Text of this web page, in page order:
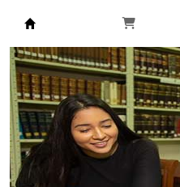
Biblioteca